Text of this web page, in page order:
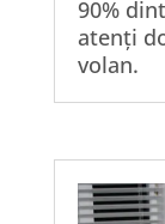
90%
atenți
volan.